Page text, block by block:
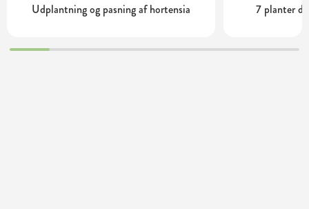
Udplantning og pasning af hortensia 7 planter